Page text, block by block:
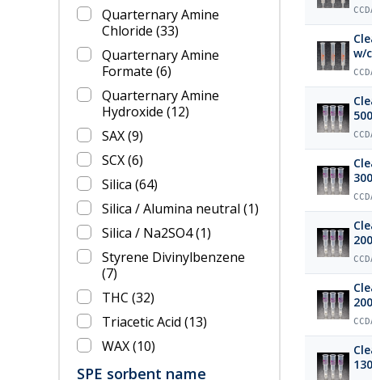
Quarternary Amine
Chloride (33)
Quarternary Amine
Formate (6)
Quarternary Amine
Hydroxide (12)
SAX(9)
SCX(6)
Silica (64)
Silica / Alumina neutral (1)
Silica / Na2SO4(1)
Styrene Divinylbenzene
(7)
THC (32)
Triacetic Acid (13)
WAX(10)
SPE sorbent name
w/